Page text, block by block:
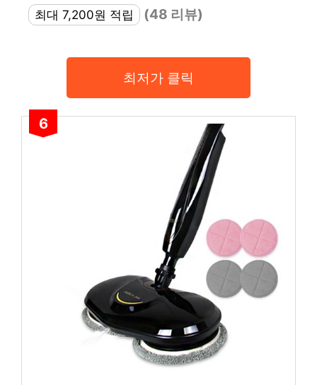
최대 7,200원 적립
(48 리뷰)
최저가 클릭
6